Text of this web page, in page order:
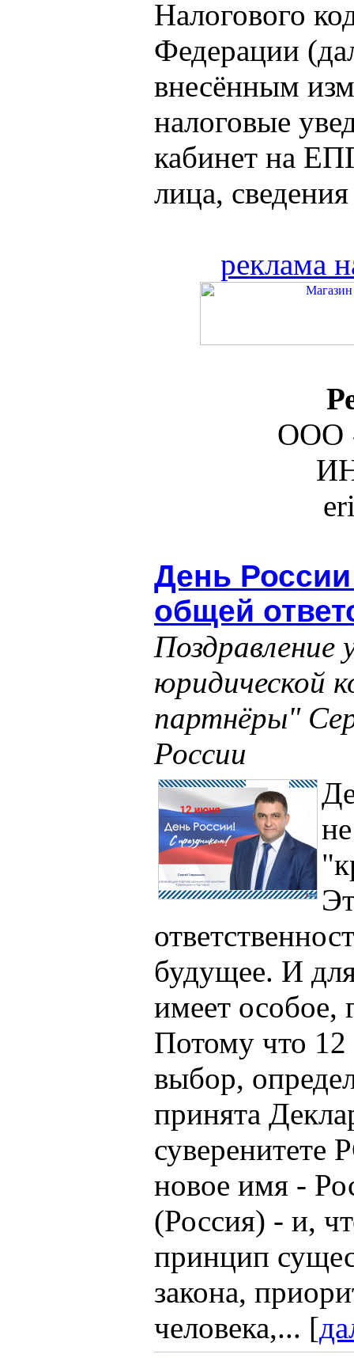
Налогового
Федерации
внесённым
налоговые
кабинет на
лица,
реклама
ООО
День
общей
Поздравление
юридической
партнёры"
России
будущее. И
имеет особое,
Потому что
выбор,
принята
суверенитете
новое имя -
(Россия) - и,
принцип
закона,
человека,... [